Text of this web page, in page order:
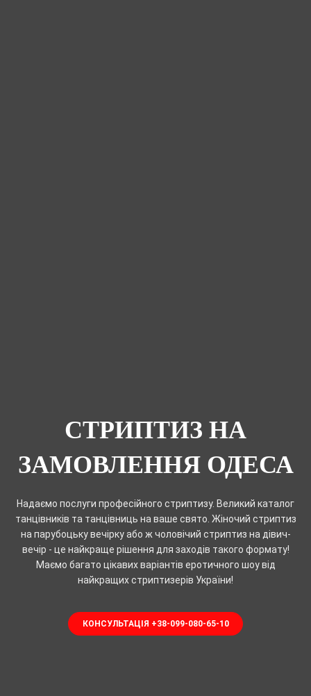
СТРИПТИЗ НА
ЗАМОВЛЕННЯ ОДЕСА
Надаємо послуги професійного стриптизу. Великий каталог
танцівників та танцівниць на ваше свято. Жіночий стриптиз
на парубоцьку вечірку або ж чоловічий стриптиз на дівич-
вечір - це найкраще рішення для заходів такого формату!
Маємо багато цікавих варіантів еротичного шоу від
найкращих стриптизерів України!
КОНСУЛЬТАЦІЯ +38-099-080-65-10